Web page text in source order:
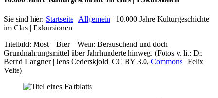
Sie sind hier: Startseite | Allgemein | 10.000 Jahre Kulturgeschichte
im Glas | Exkursionen
Titelbild: Most – Bier – Wein: Berauschend und doch
Grundnahrungsmittel über Jahrhunderte hinweg. (Fotos v. li.: Dr.
Bernd Langner | Jens Cederskjold, CC BY 3.0, Commons | Felix
Velte)